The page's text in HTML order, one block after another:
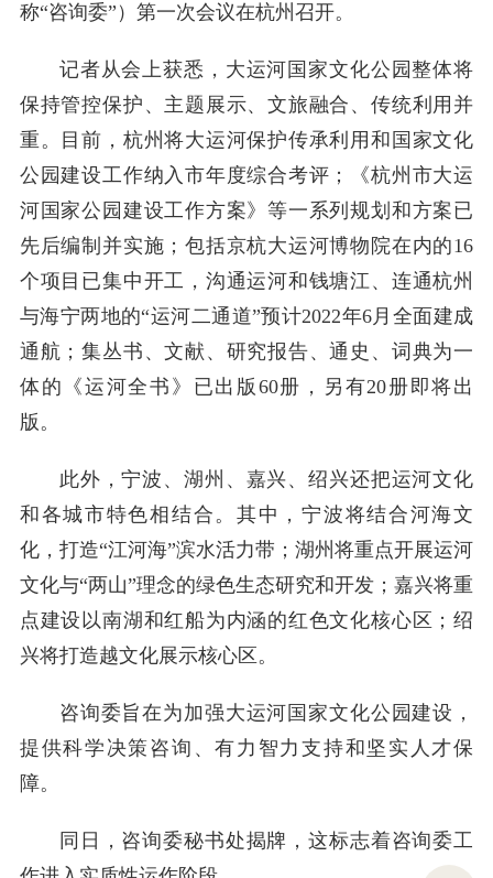
称“咨询委”）第一次会议在杭州召开。
记者从会上获悉，大运河国家文化公园整体将
保持管控保护、主题展示、文旅融合、传统利用并
重。目前，杭州将大运河保护传承利用和国家文化
公园建设工作纳入市年度综合考评；《杭州市大运
河国家公园建设工作方案》等一系列规划和方案已
先后编制并实施；包括京杭大运河博物院在内的16
个项目已集中开工，沟通运河和钱塘江、连通杭州
与海宁两地的“运河二通道”预计2022年6月全面建成
通航；集丛书、文献、研究报告、通史、词典为一
体的《运河全书》已出版60册，另有20册即将出
版。
此外，宁波、湖州、嘉兴、绍兴还把运河文化
和各城市特色相结合。其中，宁波将结合河海文
化，打造“江河海”滨水活力带；湖州将重点开展运河
文化与“两山”理念的绿色生态研究和开发；嘉兴将重
点建设以南湖和红船为内涵的红色文化核心区；绍
兴将打造越文化展示核心区。
咨询委旨在为加强大运河国家文化公园建设，
提供科学决策咨询、有力智力支持和坚实人才保
障。
同日，咨询委秘书处揭牌，这标志着咨询委工